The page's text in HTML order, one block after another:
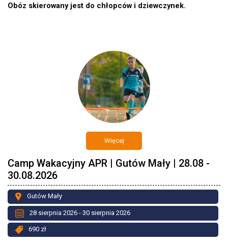
Obóz skierowany jest do chłopców i dziewczynek.
Więcej
Camp Wakacyjny APR | Gutów Mały | 28.08 -
30.08.2026
Gutów Mały
28 sierpnia 2026 - 30 sierpnia 2026
690 zł